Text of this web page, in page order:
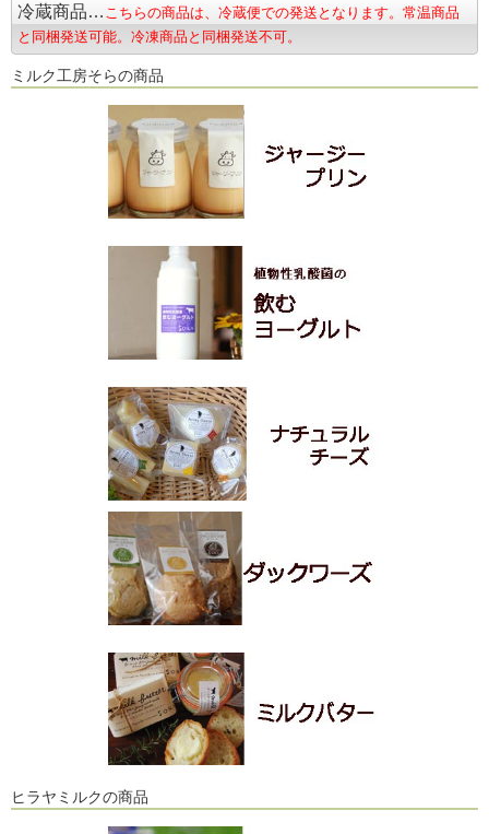
冷蔵商品… こちらの商品は、冷蔵便での発送となります。常温商品
と同梱発送可能。冷凍商品と同梱発送不可。
ミルク工房そらの商品
ヒラヤミルクの商品